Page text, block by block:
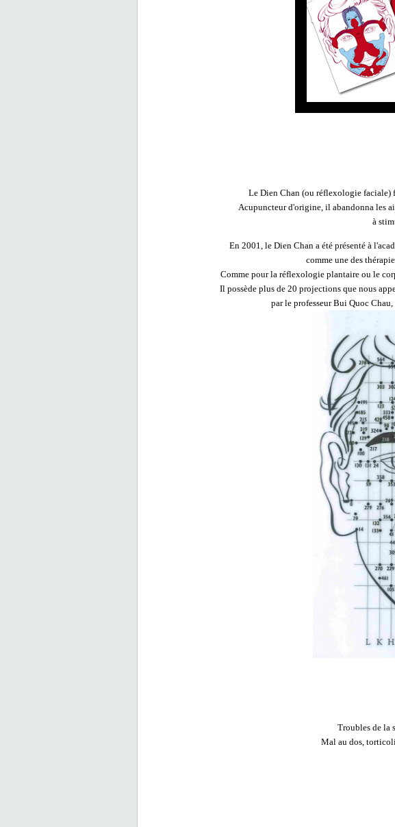
Le Dien Chan (ou réflexologie faciale)
Acupuncteur d'origine, il abandonna les
à
En 2001, le Dien Chan a été présenté à
comme une des
Comme pour la réflexologie plantaire ou le
Il possède plus de 20 projections que nous
par le professeur Bui Quoc
Troubles de la
Mal au dos,